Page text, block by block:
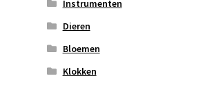
Instrumenten
Dieren
Bloemen
Klokken